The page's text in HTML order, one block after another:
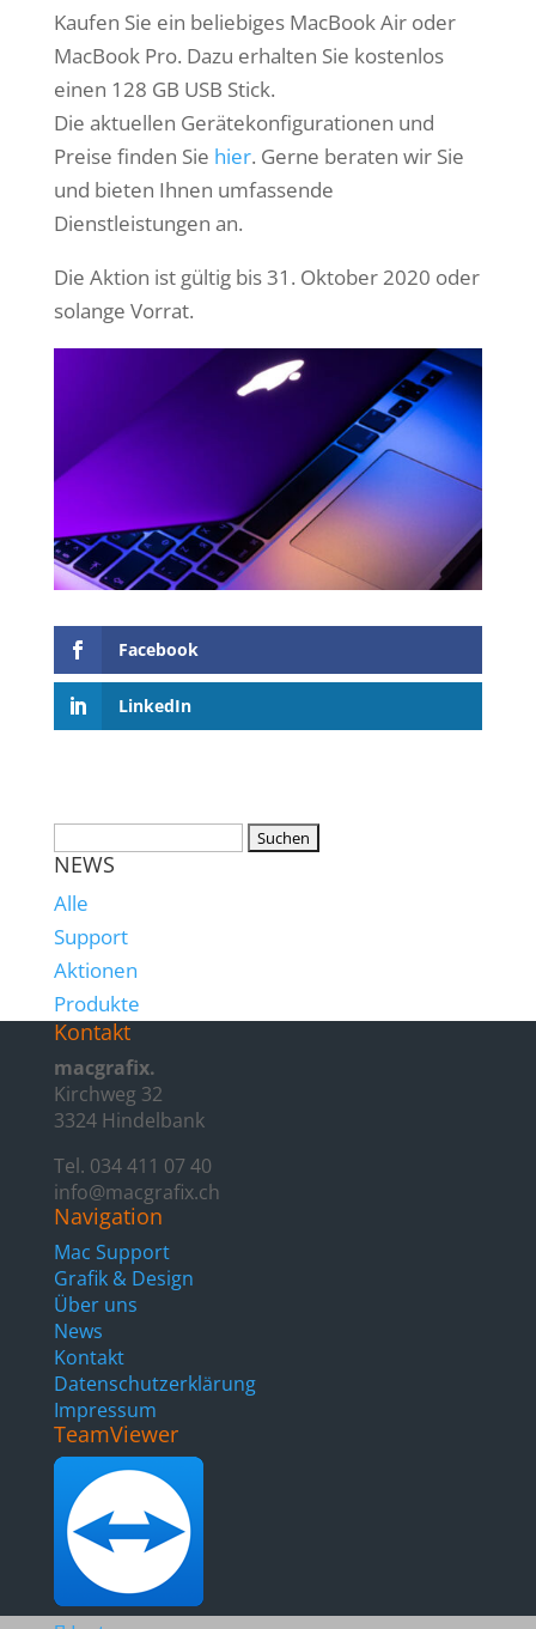
Kaufen Sie ein beliebiges MacBook Air oder
MacBook Pro. Dazu erhalten Sie kostenlos
einen 128 GB USB Stick.
Die aktuellen Gerätekonfigurationen und
Preise finden Sie hier. Gerne beraten wir Sie
und bieten Ihnen umfassende
Dienstleistungen an.
Die Aktion ist gültig bis 31. Oktober 2020 oder
solange Vorrat.
Facebook
LinkedIn
NEWS
Alle
Support
Aktionen
Produkte
Kontakt
macgrafix.
Kirchweg 32
3324 Hindelbank
Tel. 034 411 07 40
info@macgrafix.ch
Navigation
Mac Support
Grafik & Design
Über uns
News
Kontakt
Datenschutzerklärung
Impressum
TeamViewer